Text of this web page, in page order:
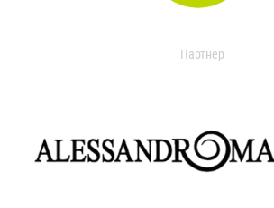
Партнер